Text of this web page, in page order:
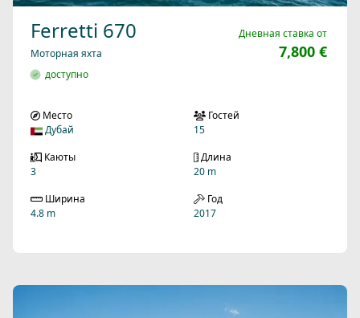
Ferretti 670
Моторная яхта
доступно
Дневная ставка от
7,800 €
Место
Дубай
Гостей
15
Каюты
3
Длина
20 m
Ширина
4.8 m
Год
2017